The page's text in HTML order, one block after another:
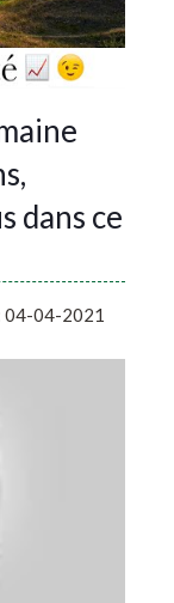
dans ce
04-04-2021